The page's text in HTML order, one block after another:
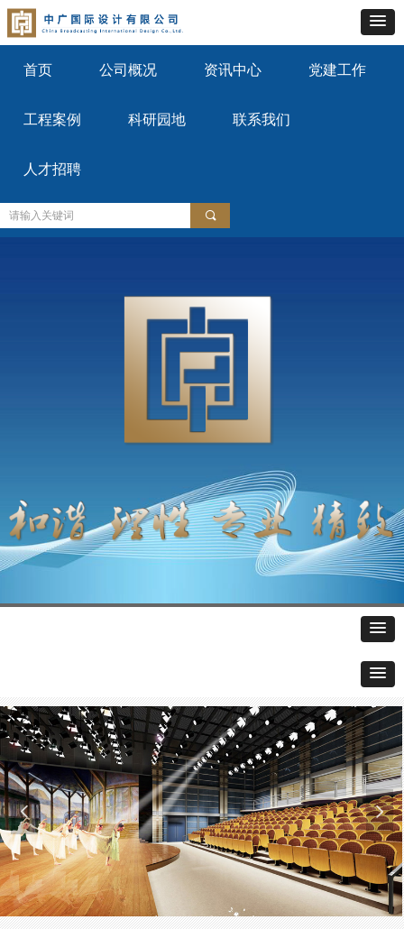
首页 公司概况 资讯中心 党建工作
工程案例 科研园地 联系我们
人才招聘
끠
넳 넲